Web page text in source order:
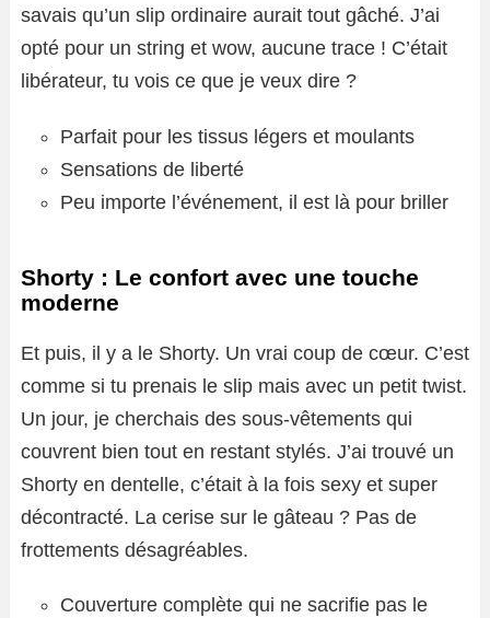
savais qu’un slip ordinaire aurait tout gâché. J’ai
opté pour un string et wow, aucune trace ! C’était
libérateur, tu vois ce que je veux dire ?
Parfait pour les tissus légers et moulants
Sensations de liberté
Peu importe l’événement, il est là pour briller
Shorty : Le confort avec une touche
moderne
Et puis, il y a le Shorty. Un vrai coup de cœur. C’est
comme si tu prenais le slip mais avec un petit twist.
Un jour, je cherchais des sous-vêtements qui
couvrent bien tout en restant stylés. J’ai trouvé un
Shorty en dentelle, c’était à la fois sexy et super
décontracté. La cerise sur le gâteau ? Pas de
frottements désagréables.
Couverture complète qui ne sacrifie pas le